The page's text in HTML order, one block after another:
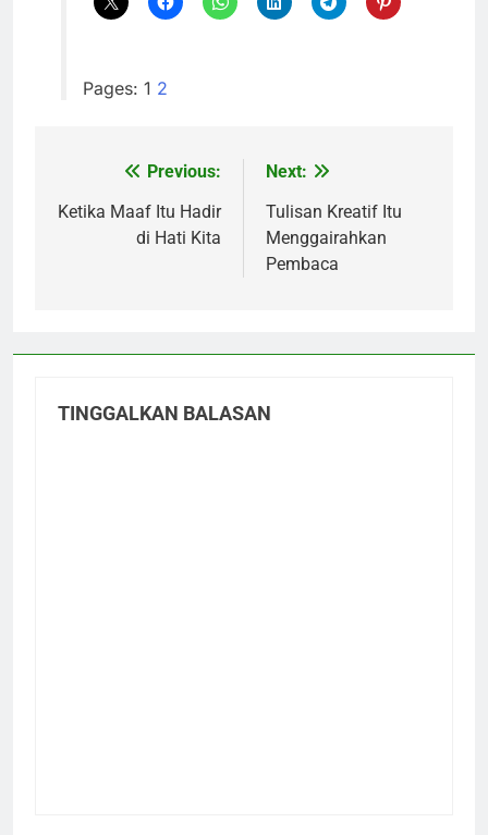
Pages: 1 2
Navigasi
pos
Previous:
Ketika Maaf Itu Hadir
di Hati Kita
Next:
Tulisan Kreatif Itu
Menggairahkan
Pembaca
TINGGALKAN BALASAN